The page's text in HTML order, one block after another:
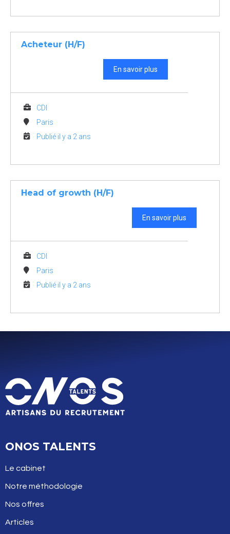
Acheteur (H/F)
En savoir plus
CDI
Paris
Publié il y a 2 ans
Head of growth (H/F)
En savoir plus
CDI
Paris
Publié il y a 2 ans
ONOS TALENTS
Le cabinet
Notre méthodologie
Nos offres
Articles